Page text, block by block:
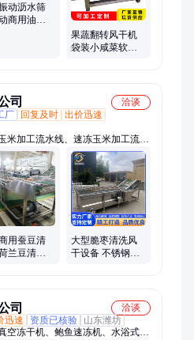
动沥水筛
商用油菜
果蔬翻转风干机
袋装小咸菜软包
司
洽谈
厂 回复及时 出价迅速
米加工流水线、速冻玉米加工流水
泡清洗机、巴氏杀菌设备
用蚕豆清
兰豆清洗
大型脆枣清洗风
干设备 不锈钢芹
司
洽谈
迅速 资质已核验
山东潍坊
空冻干机、鲍鱼速冻机、水浴式解